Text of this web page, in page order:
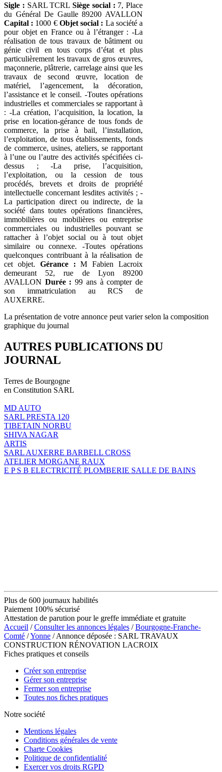
Sigle : SARL TCRL Siège social : 7, Place
du Général De Gaulle 89200 AVALLON
Capital : 1000 € Objet social : La société a
pour objet en France ou à l’étranger : -La
réalisation de tous travaux de bâtiment ou
génie civil en tous corps d’état et plus
particulièrement les travaux de gros œuvres,
maçonnerie, plâtrerie, carrelage ainsi que les
travaux de second œuvre, location de
matériel, l’agencement, la décoration,
l’assistance et le conseil. -Toutes opérations
industrielles et commerciales se rapportant à
: -La création, l’acquisition, la location, la
prise en location-gérance de tous fonds de
commerce, la prise à bail, l’installation,
l’exploitation, de tous établissements, fonds
de commerce, usines, ateliers, se rapportant
à l’une ou l’autre des activités spécifiées ci-
dessus ; -La prise, l’acquisition,
l’exploitation, ou la cession de tous
procédés, brevets et droits de propriété
intellectuelle concernant lesdites activités ; -
La participation direct ou indirecte, de la
société dans toutes opérations financières,
immobilières ou mobilières ou entreprise
commerciales ou industrielles pouvant se
rattacher à l’objet social ou à tout objet
similaire ou connexe. -Toutes opérations
quelconques contribuant à la réalisation de
cet objet. Gérance : M Fabien Lacroix
demeurant 52, rue de Lyon 89200
AVALLON Durée : 99 ans à compter de
son immatriculation au RCS de
AUXERRE.
La présentation de votre annonce peut varier selon la composition
graphique du journal
AUTRES PUBLICATIONS DU
JOURNAL
Terres de Bourgogne
en Constitution SARL
MD AUTO
SARL PRESTA 120
TIBETAIN NORBU
SHIVA NAGAR
ARTIS
SARL AUXERRE BARBELL CROSS
ATELIER MORGANE RAUX
E P S B ELECTRICITÉ PLOMBERIE SALLE DE BAINS
Plus de 600 journaux habilités
Paiement 100% sécurisé
Attestation de parution pour le greffe immédiate et gratuite
Accueil /Consulter les annonces légales /Bourgogne-Franche-
Comté /Yonne / Annonce déposée : SARL TRAVAUX
CONSTRUCTION RÉNOVATION LACROIX
Fiches pratiques et conseils
Créer son entreprise
Gérer son entreprise
Fermer son entreprise
Toutes nos fiches pratiques
Notre société
Mentions légales
Conditions générales de vente
Charte Cookies
Politique de confidentialité
Exercer vos droits RGPD